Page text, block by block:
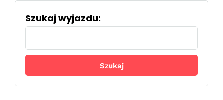
Szukaj wyjazdu:
Szukaj: